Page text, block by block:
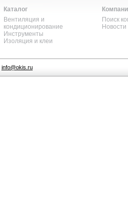
Каталог
Вентиляция и
кондиционирование
Инструменты
Изоляция и клеи
Поиск
info@okis.ru